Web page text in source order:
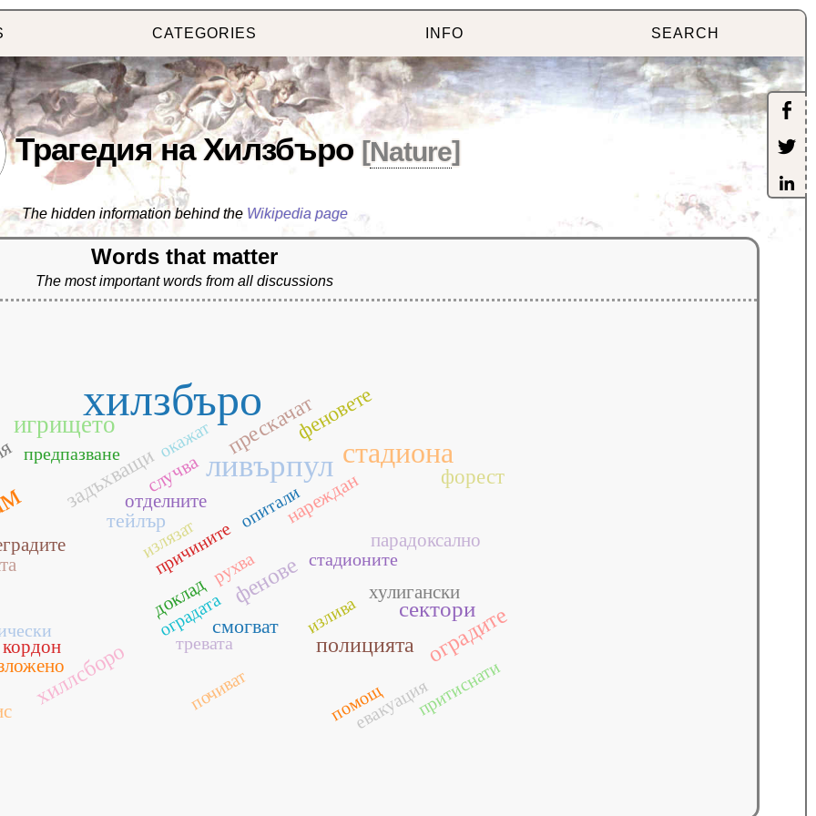
CATEGORIES INFO SEARCH
Трагедия на Хилзбъро [Nature]
The hidden information behind the Wikipedia page
Words that matter
The most important words from all discussions
хилзбъро
ливърпул стадиона
игрището
оградите
сектори
фенове
полицията
прескачат
хиллсборо
задъхващи
феновете
форест
смогват
тейлър
доклад
кордон
нареждан
отделните
парадоксално
случва
хулигански
евакуация
излива
излязат
оградата
окажат
опитали
помощ
почиват
предпазване
притиснати
причинитерухва стадионите
тревата